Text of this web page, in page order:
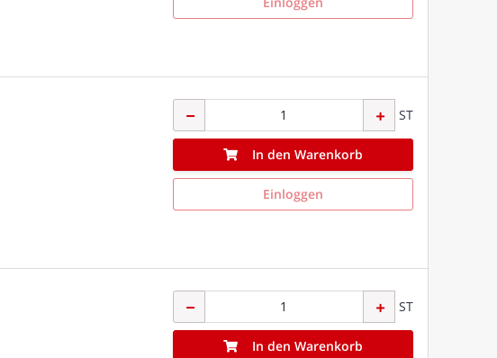
ST
In den Warenkorb
Einloggen
ST
In den Warenkorb